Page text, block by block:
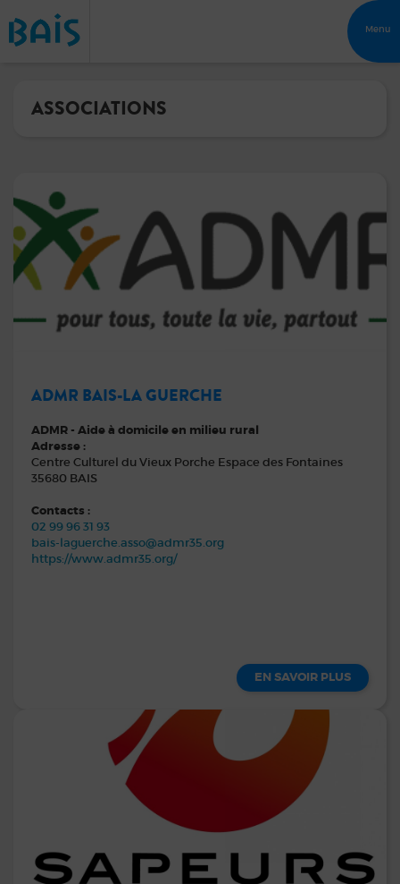
Menu
ASSOCIATIONS
ADMR BAIS-LA GUERCHE
ADMR - Aide à domicile en milieu rural
Adresse :
Centre Culturel du Vieux Porche Espace des Fontaines
35680 BAIS
Contacts :
02 99 96 31 93
bais-laguerche.asso@admr35.org
https://www.admr35.org/
EN SAVOIR PLUS